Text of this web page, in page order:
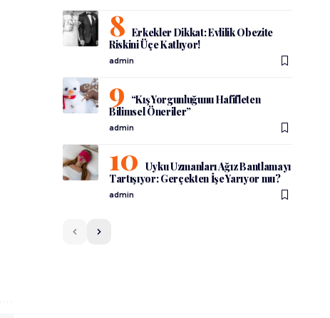
Erkekler Dikkat: Evlilik Obezite
Riskini Üçe Katlıyor!
admin
“Kış Yorgunluğunu Hafifleten
Bilimsel Öneriler”
admin
Uyku Uzmanları Ağız Bantlamayı
Tartışıyor: Gerçekten İşe Yarıyor mu?
admin